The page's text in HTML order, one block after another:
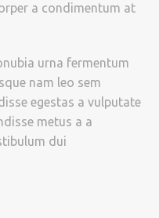
a condimentum at
urna fermentum
nam leo sem
egestas a vulputate
metus a a
dui